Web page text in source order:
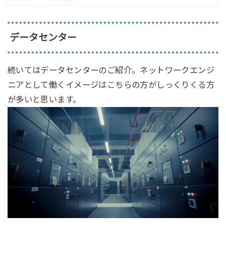
データセンター
続いてはデータセンターのご紹介。ネットワークエンジ
ニアとして働くイメージはこちらの方がしっくりくる方
が多いと思います。